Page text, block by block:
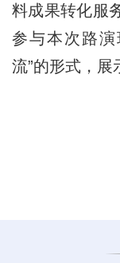
料成果转化服
参与本次路
流”的形式，展